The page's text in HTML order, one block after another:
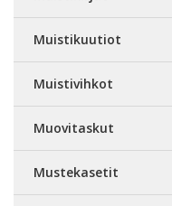
Muistikuutiot
Muistivihkot
Muovitaskut
Mustekasetit